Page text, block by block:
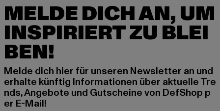
MELDE DICH AN, UM
INSPIRIERT ZU BLEI
BEN!
Melde dich hier für unseren Newsletter an und
erhalte künftig Informationen über aktuelle Tre
nds, Angebote und Gutscheine von DefShop p
er E-Mail!